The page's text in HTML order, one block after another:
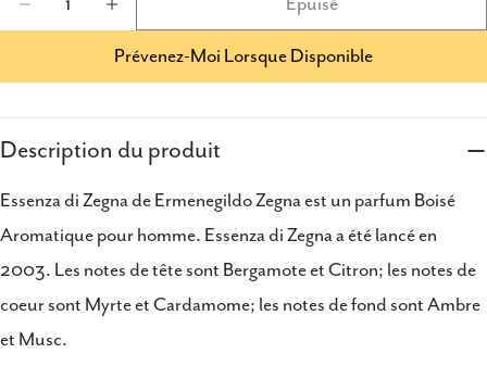
indisponible
Diminuer La Quantité Pour Ermenegildo
Augmenter La Quantité Pour
Prévenez-Moi Lorsque Disponible
Description du produit
Essenza di Zegna de Ermenegildo Zegna est un parfum Boisé
Aromatique pour homme. Essenza di Zegna a été lancé en
2003. Les notes de tête sont Bergamote et Citron; les notes de
coeur sont Myrte et Cardamome; les notes de fond sont Ambre
et Musc.
Partager ce produit
Partager
PartagerPartagerÉpingler